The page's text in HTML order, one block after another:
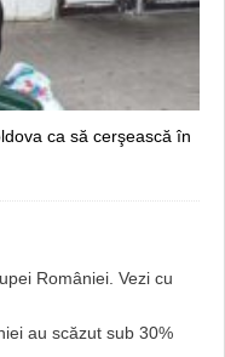
ca să cerşească în
României. Vezi cu
au scăzut sub 30%